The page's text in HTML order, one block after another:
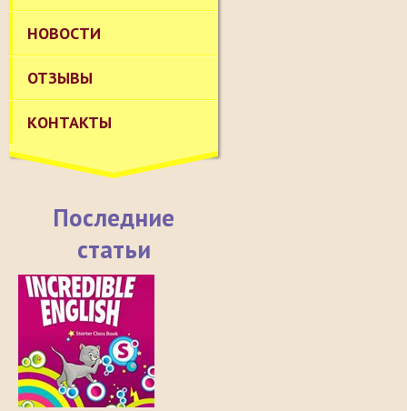
НОВОСТИ
ОТЗЫВЫ
КОНТАКТЫ
Последние
статьи